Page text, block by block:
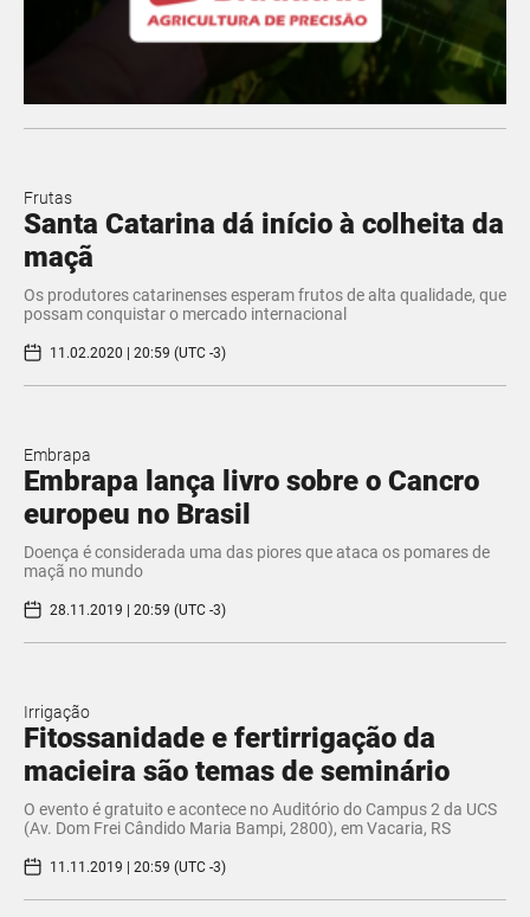
Frutas
Santa Catarina dá início à colheita da
maçã
Os produtores catarinenses esperam frutos de alta qualidade, que
possam conquistar o mercado internacional
11.02.2020 | 20:59 (UTC -3)
Embrapa
Embrapa lança livro sobre o Cancro
europeu no Brasil
Doença é considerada uma das piores que ataca os pomares de
maçã no mundo
28.11.2019 | 20:59 (UTC -3)
Irrigação
Fitossanidade e fertirrigação da
macieira são temas de seminário
O evento é gratuito e acontece no Auditório do Campus 2 da UCS
(Av. Dom Frei Cândido Maria Bampi, 2800), em Vacaria, RS
11.11.2019 | 20:59 (UTC -3)